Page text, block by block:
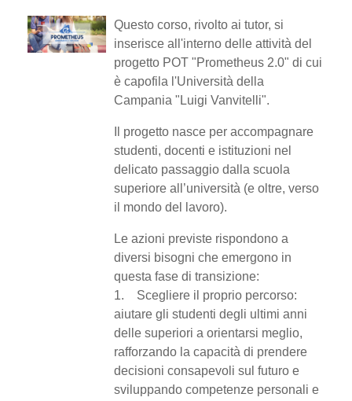
Questo corso, rivolto ai tutor, si
inserisce all'interno delle attività del
progetto POT "Prometheus 2.0" di cui
è capofila l'Università della
Campania "Luigi Vanvitelli".
Il progetto nasce per accompagnare
studenti, docenti e istituzioni nel
delicato passaggio dalla scuola
superiore all’università (e oltre, verso
il mondo del lavoro).
Le azioni previste rispondono a
diversi bisogni che emergono in
questa fase di transizione:
1. Scegliere il proprio percorso:
aiutare gli studenti degli ultimi anni
delle superiori a orientarsi meglio,
rafforzando la capacità di prendere
decisioni consapevoli sul futuro e
sviluppando competenze personali e